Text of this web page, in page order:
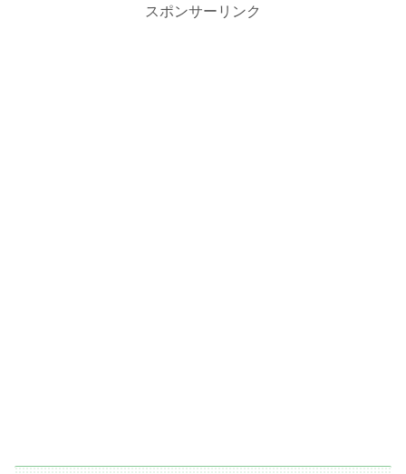
スポンサーリンク